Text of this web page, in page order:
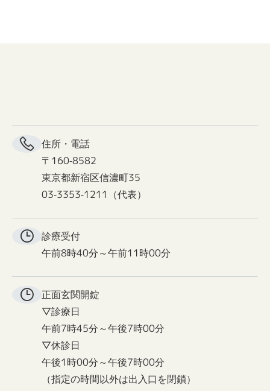
住所・電話
〒160-8582
東京都新宿区信濃町35
03-3353-1211（代表）
診療受付
午前8時40分～午前11時00分
正面玄関開錠
▽診療日
午前7時45分～午後7時00分
▽休診日
午後1時00分～午後7時00分
（指定の時間以外は出入口を閉鎖）